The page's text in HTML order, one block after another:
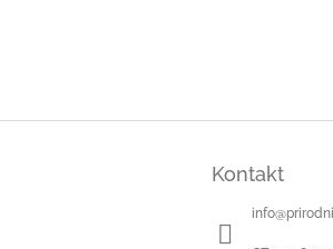
Kontakt
info@